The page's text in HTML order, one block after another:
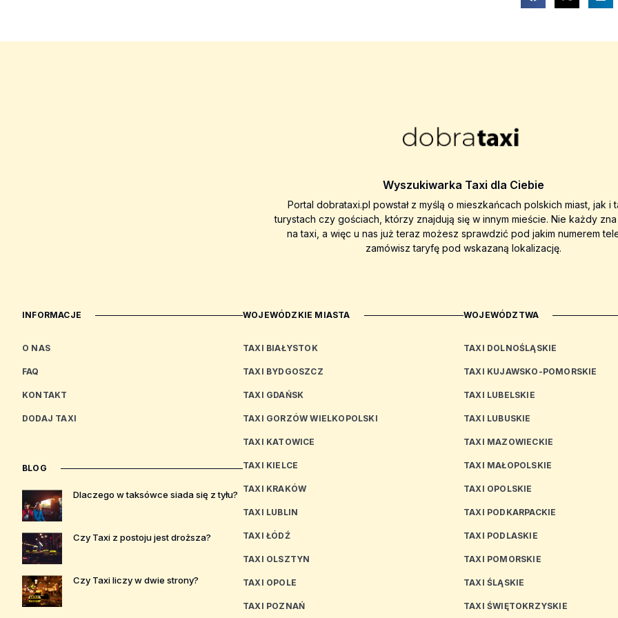
Wyszukiwarka Taxi dla Ciebie
Portal dobrataxi.pl powstał z myślą o mieszkańcach polskich miast, jak i
turystach czy gościach, którzy znajdują się w innym mieście. Nie każdy
na taxi, a więc u nas już teraz możesz sprawdzić pod jakim numerem
zamówisz taryfę pod wskazaną lokalizację.
INFORMACJE
O NAS
FAQ
KONTAKT
DODAJ TAXI
BLOG
Dlaczego w taksówce siada się z tyłu?
Czy Taxi z postoju jest droższa?
Czy Taxi liczy w dwie strony?
WOJEWÓDZKIE MIASTA
TAXI BIAŁYSTOK
TAXI BYDGOSZCZ
TAXI GDAŃSK
TAXI GORZÓW WIELKOPOLSKI
TAXI KATOWICE
TAXI KIELCE
TAXI KRAKÓW
TAXI LUBLIN
TAXI ŁÓDŹ
TAXI OLSZTYN
TAXI OPOLE
TAXI POZNAŃ
WOJEWÓDZTWA
TAXI DOLNOŚLĄSKIE
TAXI KUJAWSKO-POMORSKIE
TAXI LUBELSKIE
TAXI LUBUSKIE
TAXI MAZOWIECKIE
TAXI MAŁOPOLSKIE
TAXI OPOLSKIE
TAXI PODKARPACKIE
TAXI PODLASKIE
TAXI POMORSKIE
TAXI ŚLĄSKIE
TAXI ŚWIĘTOKRZYSKIE